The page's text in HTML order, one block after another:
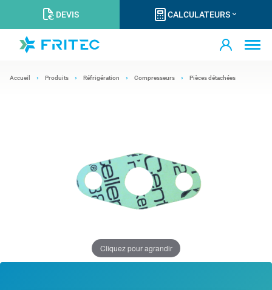
DEVIS CALCULATEURS
Accueil Produits Réfrigération Compresseurs Pièces détachées
Cliquez pour agrandir